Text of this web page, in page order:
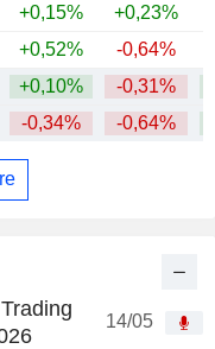
14/05
+0,15% +0,23%
+0,52% -0,64%
+0,10% -0,31%
-0,34% -0,64%